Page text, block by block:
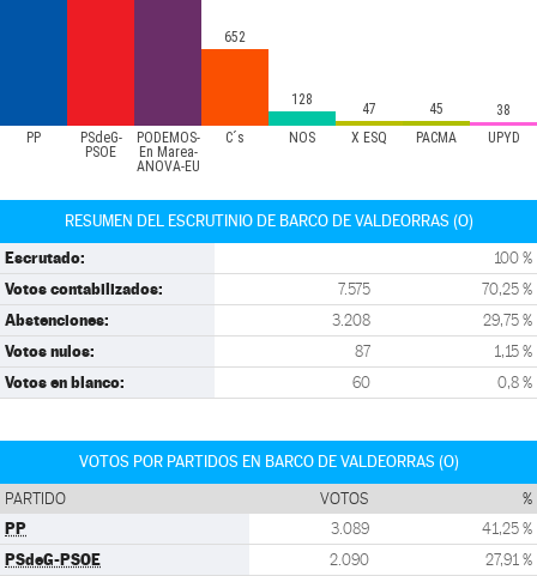
PP
PSdeG-
PSOE
PODEMOS-
En Marea-
ANOVA-EU
C´s NÓS X ESQ PACMA UPYD
652
128
47 45 38
RESUMEN DEL ESCRUTINIO DE BARCO DE VALDEORRAS (O)
Escrutado: 100 %
Votos contabilizados: 7.575 70,25 %
Abstenciones: 3.208 29,75 %
Votos nulos: 87 1,15 %
Votos en blanco: 60 0,8 %
VOTOS POR PARTIDOS EN BARCO DE VALDEORRAS (O)
PARTIDO VOTOS %
PP 3.089 41,25 %
PSdeG-PSOE 2.090 27,91 %